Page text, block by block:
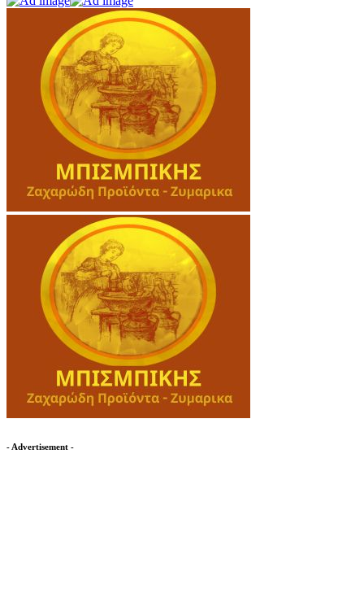
- Advertisement -